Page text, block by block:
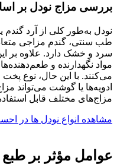
بررسی مزاج نودل بر
نودل به‌طور کلی از آرد گندم
طب سنتی، گندم مزاجی
سرد و خشک دارد. علاوه بر
مواد نگهدارنده و
می‌کنند. با این حال، نوع
ادویه‌ها یا گوشت می‌تواند
مزاج‌های مختلف قابل
مشاهده انواع نودل ها در
عوامل مؤثر بر